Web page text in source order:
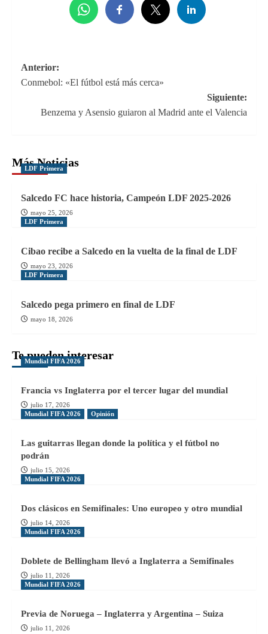
Navegación
de
entradas
Anterior:
Conmebol: «El fútbol está más cerca»
Siguiente:
Benzema y Asensio guiaron al Madrid ante el Valencia
Más Noticias
LDF Primera
Salcedo FC hace historia, Campeón LDF 2025-2026
mayo 25, 2026
LDF Primera
Cibao recibe a Salcedo en la vuelta de la final de LDF
mayo 23, 2026
LDF Primera
Salcedo pega primero en final de LDF
mayo 18, 2026
Te pueden interesar
Mundial FIFA 2026
Francia vs Inglaterra por el tercer lugar del mundial
julio 17, 2026
Mundial FIFA 2026
Opinión
Las guitarras llegan donde la política y el fútbol no
podrán
julio 15, 2026
Mundial FIFA 2026
Dos clásicos en Semifinales: Uno europeo y otro mundial
julio 14, 2026
Mundial FIFA 2026
Doblete de Bellingham llevó a Inglaterra a Semifinales
julio 11, 2026
Mundial FIFA 2026
Previa de Noruega – Inglaterra y Argentina – Suiza
julio 11, 2026